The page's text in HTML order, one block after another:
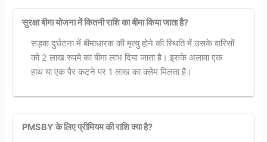
सुरक्षा बीमा योजना में कितनी राशि का बीमा किया जाता है?
सड़क दुर्घटना में बीमाधारक की मृत्यु होने की स्थिति में उसके वारिसों
को 2 लाख रुपये का बीमा लाभ दिया जाता है। इसके अलावा एक
हाथ या एक पैर कटने पर 1 लाख का क्लेम मिलता है।
PMSBY के लिए प्रीमियम की राशि क्या है?